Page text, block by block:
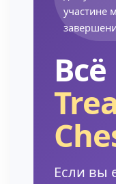
участине
Если вы